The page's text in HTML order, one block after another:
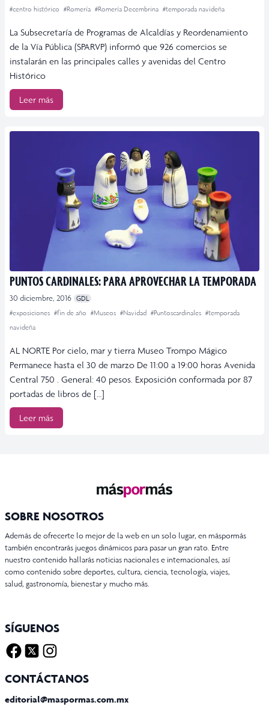
#centro histórico #Romería #Romería Decembrina #temporada navideña
La Subsecretaría de Programas de Alcaldías y Reordenamiento
de la Vía Pública (SPARVP) informó que 926 comercios se
instalarán en las principales calles y avenidas del Centro
Histórico
Leer más
PUNTOS CARDINALES: PARA APROVECHAR LA TEMPORADA
30 diciembre, 2016 GDL
#exposiciones #fin de año #Museos #Navidad #Puntoscardinales #temporada
navideña
AL NORTE Por cielo, mar y tierra Museo Trompo Mágico
Permanece hasta el 30 de marzo De 11:00 a 19:00 horas Avenida
Central 750 . General: 40 pesos. Exposición conformada por 87
portadas de libros de […]
Leer más
SOBRE NOSOTROS
Además de ofrecerte lo mejor de la web en un solo lugar, en máspormás
también encontrarás juegos dinámicos para pasar un gran rato. Entre
nuestro contenido hallarás noticias nacionales e internacionales, así
como contenido sobre deportes, cultura, ciencia, tecnología, viajes,
salud, gastronomía, bienestar y mucho más.
SÍGUENOS
CONTÁCTANOS
editorial@maspormas.com.mx